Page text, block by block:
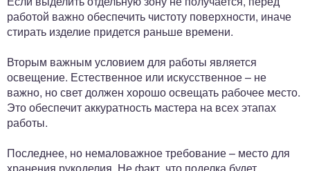
работой важно обеспечить чистоту поверхности, иначе
стирать изделие придется раньше времени.
Вторым важным условием для работы является
освещение. Естественное или искусственное – не
важно, но свет должен хорошо освещать рабочее место.
Это обеспечит аккуратность мастера на всех этапах
работы.
Последнее, но немаловажное требование – место для